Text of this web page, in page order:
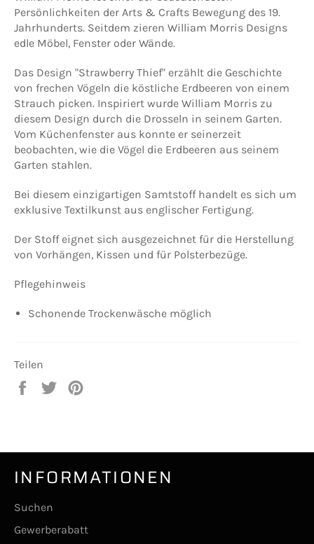
Persönlichkeiten der Arts & Crafts Bewegung des 19.
Jahrhunderts. Seitdem zieren William Morris Designs
edle Möbel, Fenster oder Wände.
Das Design "Strawberry Thief" erzählt die Geschichte
von frechen Vögeln die köstliche Erdbeeren von einem
Strauch picken. Inspiriert wurde William Morris zu
diesem Design durch die Drosseln in seinem Garten.
Vom Küchenfenster aus konnte er seinerzeit
beobachten, wie die Vögel die Erdbeeren aus seinem
Garten stahlen.
Bei diesem einzigartigen Samtstoff handelt es sich um
exklusive Textilkunst aus englischer Fertigung.
Der Stoff eignet sich ausgezeichnet für die Herstellung
von Vorhängen, Kissen und für Polsterbezüge.
Pflegehinweis
Schonende Trockenwäsche möglich
Teilen
Auf
Auf
INFORMATIONEN
Suchen
Gewerberabatt